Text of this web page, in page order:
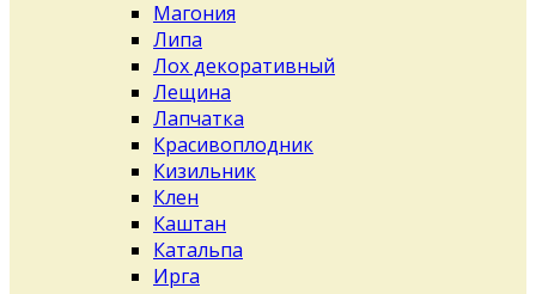
Магония
Липа
Лох декоративный
Лещина
Лапчатка
Красивоплодник
Кизильник
Клен
Каштан
Катальпа
Ирга